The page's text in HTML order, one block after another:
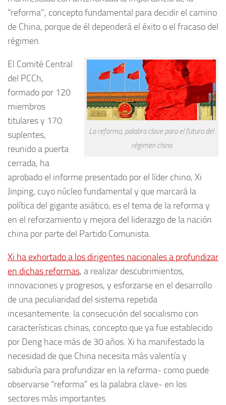
“reforma”, concepto fundamental para decidir el camino
de China, porque de él dependerá el éxito o el fracaso del
régimen.
La reforma, palabra clave para el futuro del
régimen chino
El Comité Central
del PCCh,
formado por 120
miembros
titulares y 170
suplentes,
reunido a puerta
cerrada, ha
aprobado el informe presentado por el líder chino, Xi
Jinping, cuyo núcleo fundamental y que marcará la
política del gigante asiático, es el tema de la reforma y
en el reforzamiento y mejora del liderazgo de la nación
china por parte del Partido Comunista.
Xi ha exhortado a los dirigentes nacionales a profundizar
en dichas reformas, a realizar descubrimientos,
innovaciones y progresos, y esforzarse en el desarrollo
de una peculiaridad del sistema repetida
incesantemente: la consecución del socialismo con
características chinas, concepto que ya fue establecido
por Deng hace más de 30 años. Xi ha manifestado la
necesidad de que China necesita más valentía y
sabiduría para profundizar en la reforma- como puede
observarse “reforma” es la palabra clave- en los
sectores más importantes.